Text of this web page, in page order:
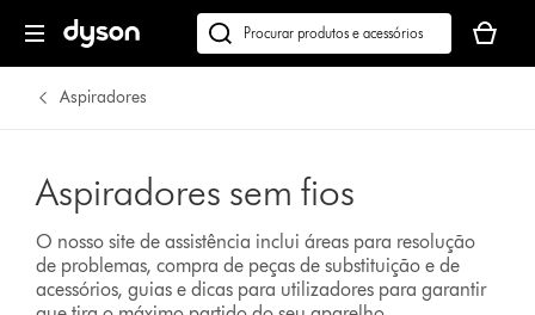
Pesquisar
em
seu
cesto
Aspiradores
Aspiradores sem fios
O nosso site de assistência inclui áreas para resolução
de problemas, compra de peças de substituição e de
acessórios, guias e dicas para utilizadores para garantir